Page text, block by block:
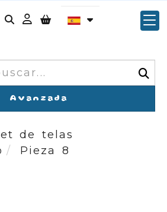
Identifícate
Avanzada
de telas
Pieza 8